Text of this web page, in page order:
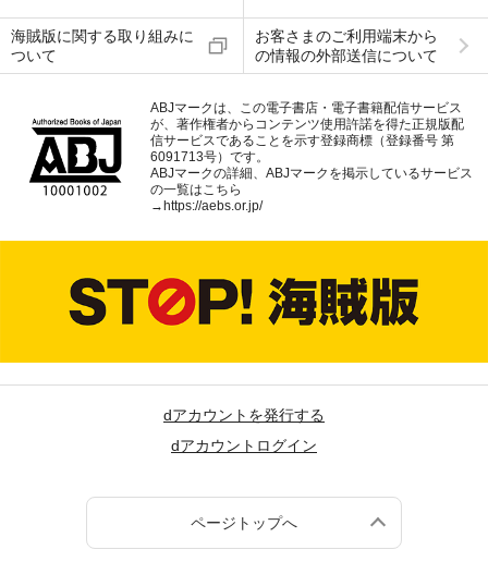
海賊版に関する取り組みに
ついて
お客さまのご利用端末から
の情報の外部送信について
ABJマークは、この電子書店・電子書籍配信サービス
が、著作権者からコンテンツ使用許諾を得た正規版配
信サービスであることを示す登録商標（登録番号 第
6091713号）です。
ABJマークの詳細、ABJマークを掲示しているサービス
の一覧はこちら
→ https://aebs.or.jp/
dアカウントを発行する
dアカウントログイン
ページトップへ